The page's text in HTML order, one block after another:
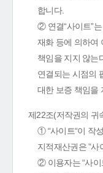
합니다.
② 연결“사이트”
재화 등에 의하여
책임을 지지 않는
연결되는 시점의
대한 보증 책임을
제22조(저작권의 귀
① “사이트“이 작
지적재산권은 ”사
② 이용자는 “사이